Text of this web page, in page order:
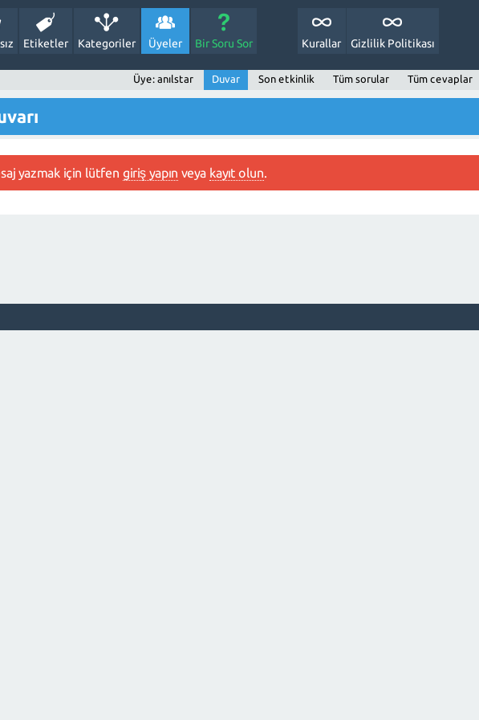
Etiketler Kategoriler Üyeler Bir Soru Sor Gizlilik Politikası
Kurallar
Üye: anılstar Duvar Son etkinlik Tüm sorular Tüm cevaplar
yazmak için lütfen giriş yapın veya kayıt olun.